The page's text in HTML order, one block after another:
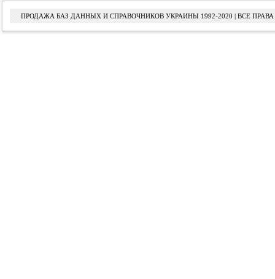
ПРОДАЖА БАЗ ДАННЫХ И СПРАВОЧНИКОВ УКРАИНЫ 1992-2020 | ВСЕ